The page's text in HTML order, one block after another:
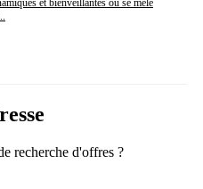
et bienveillantes où se mêle
recherche d'offres ?